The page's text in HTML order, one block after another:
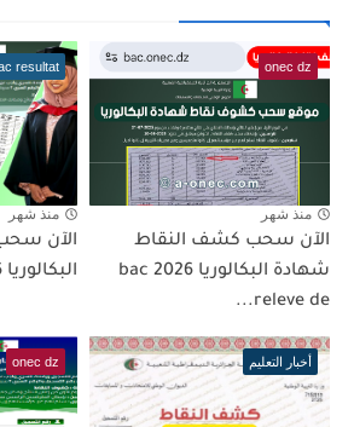
onec dz
منذ شهر
الآن سحب كشف النقاط
شهادة البكالوريا 2026 bac
releve de...
resultat
منذ شهر
الآن
البكالوريا 2026 - bac.onec.dz
أخبار التعليم onec dz